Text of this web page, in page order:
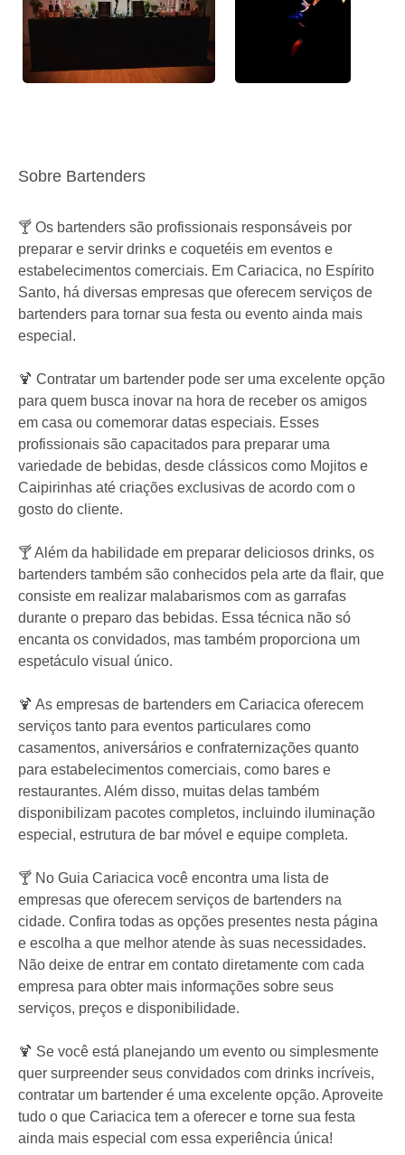
Sobre Bartenders
🍸 Os bartenders são profissionais responsáveis por
preparar e servir drinks e coquetéis em eventos e
estabelecimentos comerciais. Em Cariacica, no Espírito
Santo, há diversas empresas que oferecem serviços de
bartenders para tornar sua festa ou evento ainda mais
especial.
🍹 Contratar um bartender pode ser uma excelente opção
para quem busca inovar na hora de receber os amigos
em casa ou comemorar datas especiais. Esses
profissionais são capacitados para preparar uma
variedade de bebidas, desde clássicos como Mojitos e
Caipirinhas até criações exclusivas de acordo com o
gosto do cliente.
🍸 Além da habilidade em preparar deliciosos drinks, os
bartenders também são conhecidos pela arte da flair, que
consiste em realizar malabarismos com as garrafas
durante o preparo das bebidas. Essa técnica não só
encanta os convidados, mas também proporciona um
espetáculo visual único.
🍹 As empresas de bartenders em Cariacica oferecem
serviços tanto para eventos particulares como
casamentos, aniversários e confraternizações quanto
para estabelecimentos comerciais, como bares e
restaurantes. Além disso, muitas delas também
disponibilizam pacotes completos, incluindo iluminação
especial, estrutura de bar móvel e equipe completa.
🍸 No Guia Cariacica você encontra uma lista de
empresas que oferecem serviços de bartenders na
cidade. Confira todas as opções presentes nesta página
e escolha a que melhor atende às suas necessidades.
Não deixe de entrar em contato diretamente com cada
empresa para obter mais informações sobre seus
serviços, preços e disponibilidade.
🍹 Se você está planejando um evento ou simplesmente
quer surpreender seus convidados com drinks incríveis,
contratar um bartender é uma excelente opção. Aproveite
tudo o que Cariacica tem a oferecer e torne sua festa
ainda mais especial com essa experiência única!